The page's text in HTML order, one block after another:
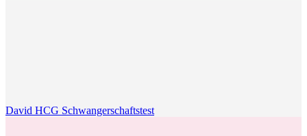
David HCG Schwangerschaftstest